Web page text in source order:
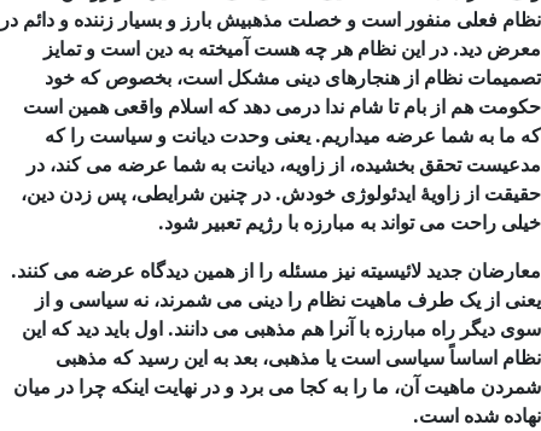
نظام فعلی منفور است و خصلت مذهبیش بارز و بسیار زننده و دائم در
معرض دید. در این نظام هر چه هست آمیخته به دین است و تمایز
تصمیمات نظام از هنجارهای دینی مشکل است، بخصوص که خود
حکومت هم از بام تا شام ندا درمی دهد که اسلام واقعی همین است
که ما به شما عرضه میداریم. یعنی وحدت دیانت و سیاست را که
مدعیست تحقق بخشیده، از زاویه، دیانت به شما عرضه می کند، در
حقیقت از زاویۀ ایدئولوژی خودش. در چنین شرایطی، پس زدن دین،
خیلی راحت می تواند به مبارزه با رژیم تعبیر شود.
معارضان جدید لائیسیته نیز مسئله را از همین دیدگاه عرضه می کنند.
یعنی از یک طرف ماهیت نظام را دینی می شمرند، نه سیاسی و از
سوی دیگر راه مبارزه با آنرا هم مذهبی می دانند. اول باید دید که این
نظام اساساً سیاسی است یا مذهبی، بعد به این رسید که مذهبی
شمردن ماهیت آن، ما را به کجا می برد و در نهایت اینکه چرا در میان
نهاده شده است.